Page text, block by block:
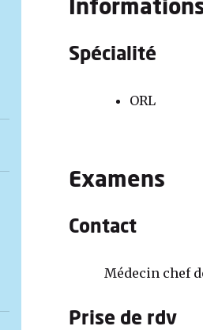
Spécialité
ORL
Examens
Contact
Médecin chef
Prise de rdv